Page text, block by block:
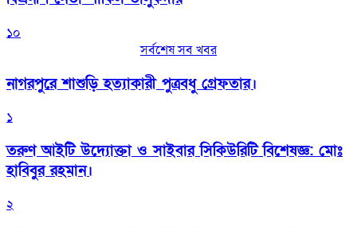
১০
সর্বশেষ সব খবর
নাগরপুরে শাশুড়ি হত্যাকারী পুত্রবধু গ্রেফতার।
১
তরুণ আইটি উদ্যোক্তা ও সাইবার সিকিউরিটি বিশেষজ্ঞ: মোঃ
হাবিবুর রহমান।
২